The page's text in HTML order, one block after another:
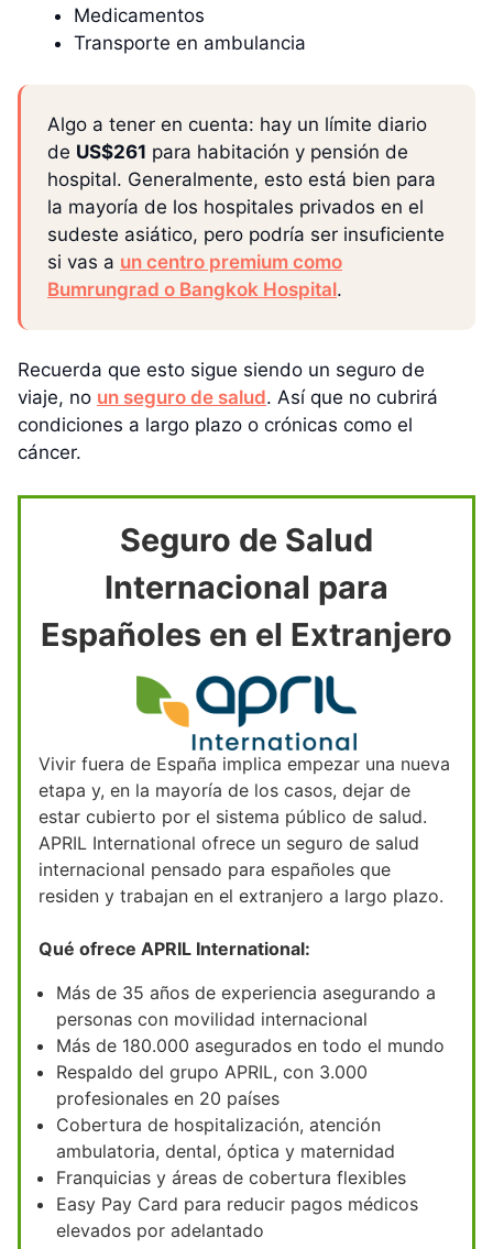
Medicamentos
Transporte en ambulancia
Algo a tener en cuenta: hay un límite diario
de US$261 para habitación y pensión de
hospital. Generalmente, esto está bien para
la mayoría de los hospitales privados en el
sudeste asiático, pero podría ser insuficiente
si vas a un centro premium como
Bumrungrad o Bangkok Hospital.
Recuerda que esto sigue siendo un seguro de
viaje, no un seguro de salud. Así que no cubrirá
condiciones a largo plazo o crónicas como el
cáncer.
Seguro de Salud
Internacional para
Españoles en el Extranjero
Vivir fuera de España implica empezar una nueva
etapa y, en la mayoría de los casos, dejar de
estar cubierto por el sistema público de salud.
APRIL International ofrece un seguro de salud
internacional pensado para españoles que
residen y trabajan en el extranjero a largo plazo.
Qué ofrece APRIL International:
Más de 35 años de experiencia asegurando a
personas con movilidad internacional
Más de 180.000 asegurados en todo el mundo
Respaldo del grupo APRIL, con 3.000
profesionales en 20 países
Cobertura de hospitalización, atención
ambulatoria, dental, óptica y maternidad
Franquicias y áreas de cobertura flexibles
Easy Pay Card para reducir pagos médicos
elevados por adelantado